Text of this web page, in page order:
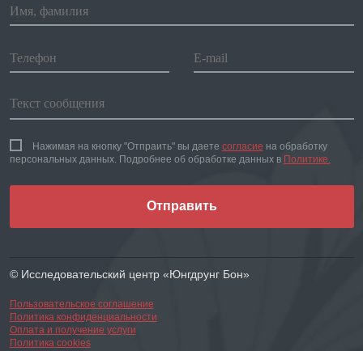
Нажимая на кнопку "Отпраить" вы даете согласие на обработку
персональных данных. Подробнее об обработке данных в Политике.
Отправить
© Исследовательский центр «Юнгдрунг Бон»
Пользовательское соглашение
Политика конфиденциальности
Оплата и получение услуги
Политика cookies